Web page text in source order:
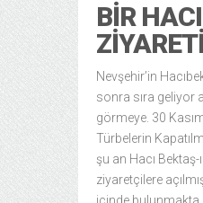
BIR
Nevşehir’in
sonra sıra geliyor
görmeye. 30
Türbelerin
şu an Hacı
ziyaretçilere